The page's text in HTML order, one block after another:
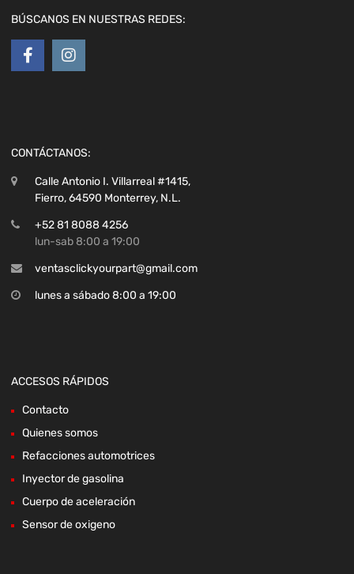
BÚSCANOS EN NUESTRAS REDES:
CONTÁCTANOS:
Calle Antonio I. Villarreal #1415,
Fierro, 64590 Monterrey, N.L.
+52 81 8088 4256
lun-sab 8:00 a 19:00
ventasclickyourpart@gmail.com
lunes a sábado 8:00 a 19:00
ACCESOS RÁPIDOS
Contacto
Quienes somos
Refacciones automotrices
Inyector de gasolina
Cuerpo de aceleración
Sensor de oxigeno